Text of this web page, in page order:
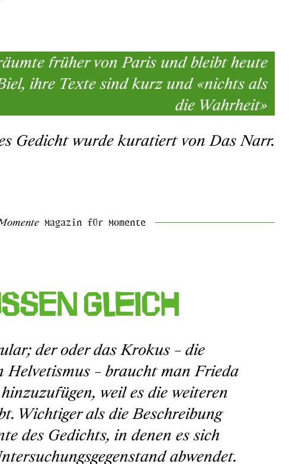
früher von Paris und bleibt heute
ihre Texte sind kurz und «nichts als
die Wahrheit»
Gedicht wurde kuratiert von Das Narr.
Magazin für Momente
gleich
der oder das Krokus – die
Helvetismus – braucht man Frieda
weil es die weiteren
Wichtiger als die Beschreibung
des Gedichts, in denen es sich
abwendet.